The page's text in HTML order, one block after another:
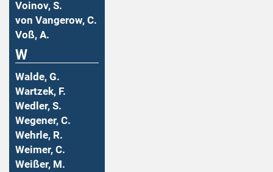
Voinov, S.
von Vangerow, C.
Voß, A.
W
Walde, G.
Wartzek, F.
Wedler, S.
Wegener, C.
Wehrle, R.
Weimer, C.
Weißer, M.